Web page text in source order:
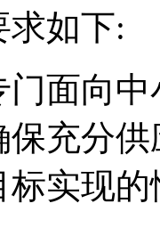
求如下:
面向
充分
实现的